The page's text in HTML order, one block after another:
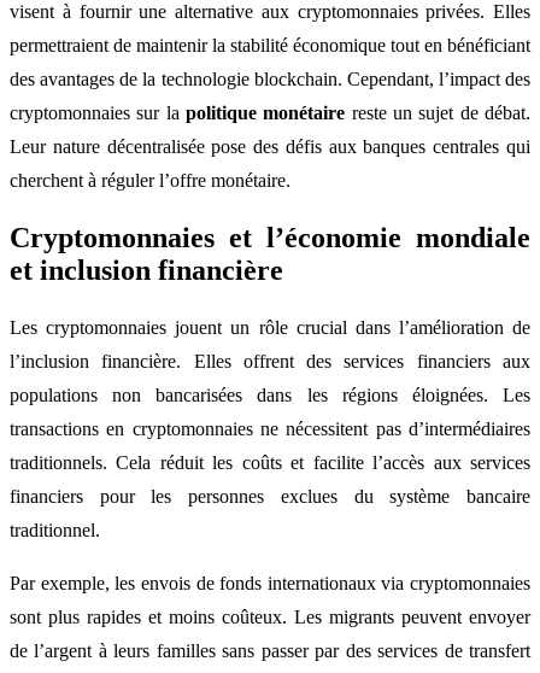
visent à fournir une alternative aux cryptomonnaies privées. Elles
permettraient de maintenir la stabilité économique tout en bénéficiant
des avantages de la technologie blockchain. Cependant, l’impact des
cryptomonnaies sur la politique monétaire reste un sujet de débat.
Leur nature décentralisée pose des défis aux banques centrales qui
cherchent à réguler l’offre monétaire.
Cryptomonnaies et l’économie mondiale
et inclusion financière
Les cryptomonnaies jouent un rôle crucial dans l’amélioration de
l’inclusion financière. Elles offrent des services financiers aux
populations non bancarisées dans les régions éloignées. Les
transactions en cryptomonnaies ne nécessitent pas d’intermédiaires
traditionnels. Cela réduit les coûts et facilite l’accès aux services
financiers pour les personnes exclues du système bancaire
traditionnel.
Par exemple, les envois de fonds internationaux via cryptomonnaies
sont plus rapides et moins coûteux. Les migrants peuvent envoyer
de l’argent à leurs familles sans passer par des services de transfert